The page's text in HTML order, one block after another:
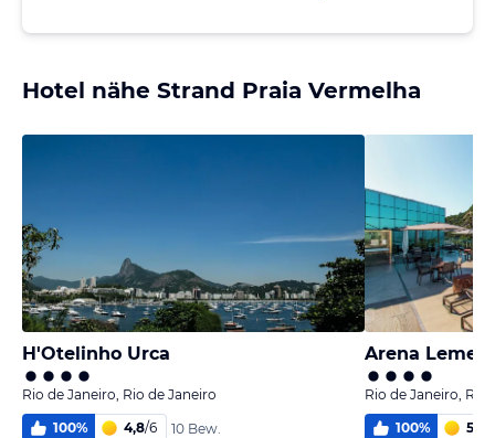
Hotel nähe Strand Praia Vermelha
H'Otelinho Urca
Rio de Janeiro, Rio de Janeiro
100% 4,8/6 10 Bew.
Arena Leme
Rio de Janeiro, Rio
100% 5,6